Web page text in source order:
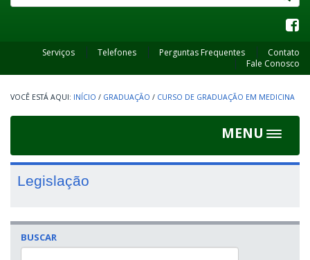
Serviços Telefones Perguntas Frequentes
Contato
Fale Conosco
INÍCIO / GRADUAÇÃO / CURSO DE GRADUAÇÃO EM MEDICINA
MENU
Toggle
Legislação
BUSCAR